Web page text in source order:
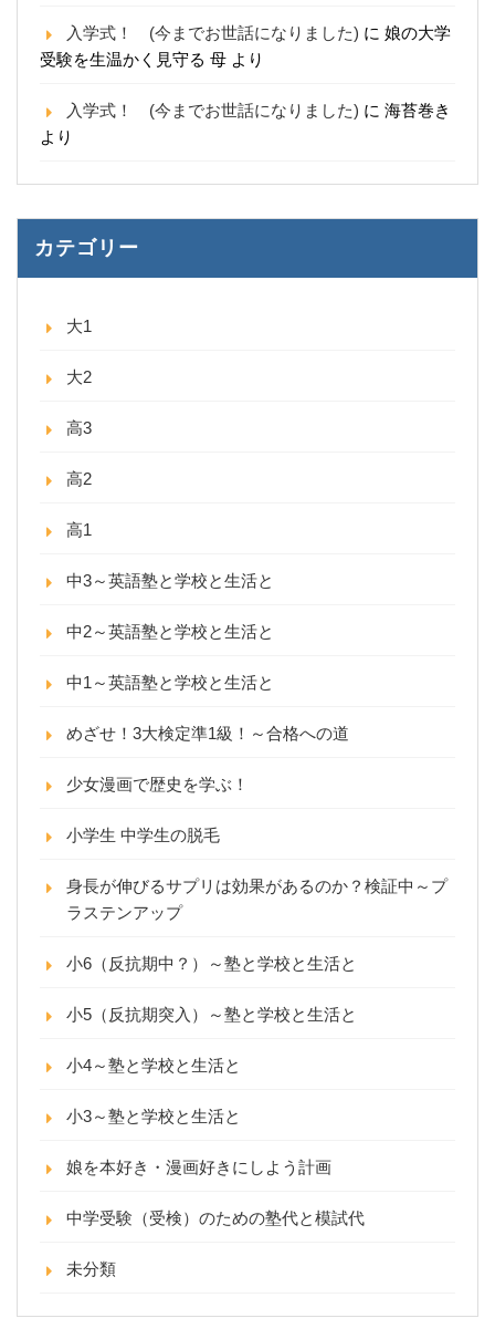
入学式！ (今までお世話になりました) に 娘の大学
受験を生温かく見守る 母 より
入学式！ (今までお世話になりました) に 海苔巻き
より
カテゴリー
大1
大2
高3
高2
高1
中3～英語塾と学校と生活と
中2～英語塾と学校と生活と
中1～英語塾と学校と生活と
めざせ！3大検定準1級！～合格への道
少女漫画で歴史を学ぶ！
小学生 中学生の脱毛
身長が伸びるサプリは効果があるのか？検証中～プ
ラステンアップ
小6（反抗期中？）～塾と学校と生活と
小5（反抗期突入）～塾と学校と生活と
小4～塾と学校と生活と
小3～塾と学校と生活と
娘を本好き・漫画好きにしよう計画
中学受験（受検）のための塾代と模試代
未分類